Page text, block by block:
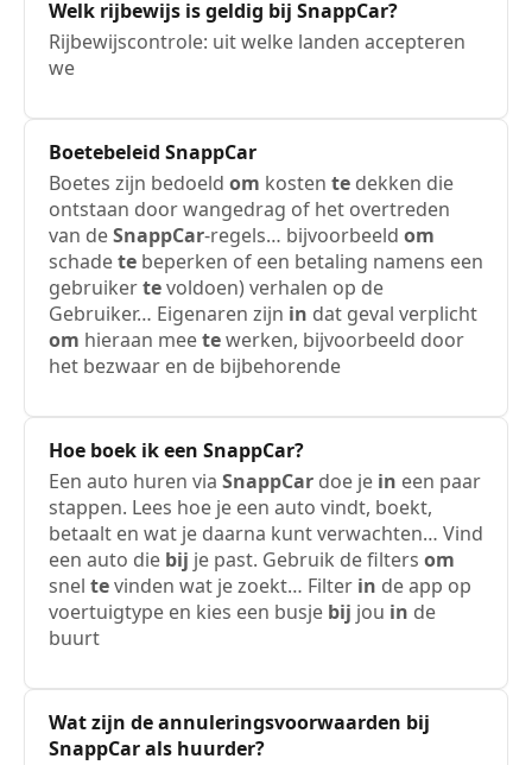
Welk rijbewijs is geldig bij SnappCar?
Rijbewijscontrole: uit welke landen accepteren
we
Boetebeleid SnappCar
Boetes zijn bedoeld om kosten te dekken die
ontstaan door wangedrag of het overtreden
van deSnappCar-regels… bijvoorbeeld om
schadete beperken of een betaling namens een
gebruikertevoldoen) verhalen op de
Gebruiker… Eigenaren zijn in dat geval verplicht
om hieraan meetewerken, bijvoorbeeld door
het bezwaar en de bijbehorende
Hoe boek ikeen SnappCar?
Een auto huren via SnappCar doe je in een paar
stappen. Lees hoe je een auto vindt, boekt,
betaalt en wat je daarna kunt verwachten… Vind
een auto die bij je past. Gebruik de filters om
snel tevinden wat je zoekt… Filter in de app op
voertuigtype en kies een busje bij jou in de
buurt
Wat zijn de annuleringsvoorwaarden bij
SnappCarals huurder?